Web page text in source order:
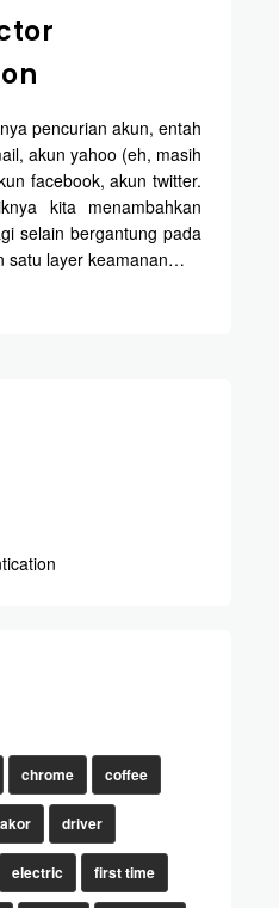
pencurian akun, entah
akun yahoo (eh, masih
facebook, akun twitter.
kita menambahkan
selain bergantung pada
satu layer keamanan…
chrome coffee
driver
electric first time